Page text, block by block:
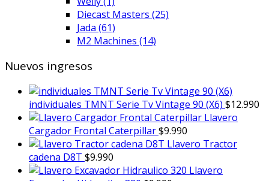
Diecast Masters (25)
Jada (61)
M2 Machines (14)
Nuevos ingresos
individuales TMNT Serie Tv Vintage 90 (X6) $12.990
Llavero
Cargador Frontal Caterpillar$9.990
Llavero Tractor
cadena D8T $9.990
Llavero